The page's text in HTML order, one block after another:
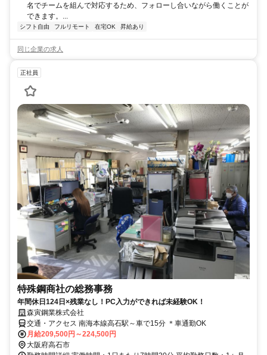
名でチームを組んで対応するため、フォローし合いながら働くことが
できます。...
シフト自由 フルリモート 在宅OK 昇給あり
同じ企業の求人
正社員
特殊鋼商社の総務事務
年間休日124日×残業なし！PC入力ができれば未経験OK！
森寅鋼業株式会社
交通・アクセス 南海本線高石駅～車で15分 ＊車通勤OK
月給209,500円～224,500円
大阪府高石市